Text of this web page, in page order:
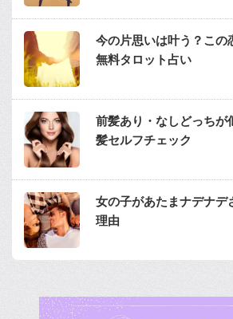
今の片思いは叶う？この
無料タロット占い
前髪あり・なしどっちが
髪セルフチェック
女の子があたまナデナデ
理由